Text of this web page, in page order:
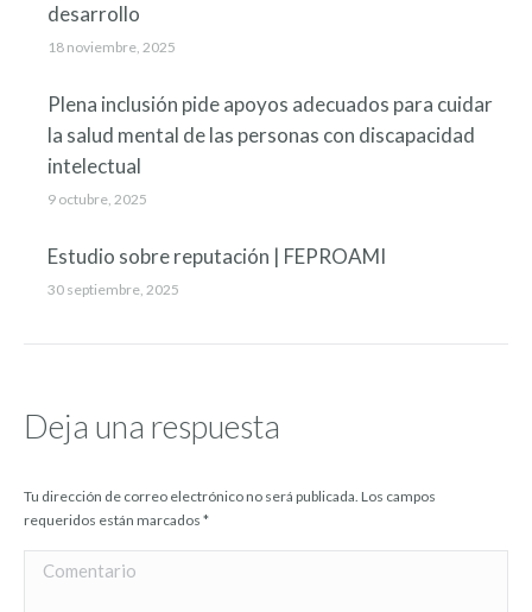
desarrollo
18 noviembre, 2025
Plena inclusión pide apoyos adecuados para cuidar
la salud mental de las personas con discapacidad
intelectual
9 octubre, 2025
Estudio sobre reputación | FEPROAMI
30 septiembre, 2025
Deja una respuesta
Tu dirección de correo electrónico no será publicada. Los campos
requeridos están marcados *
Comentario